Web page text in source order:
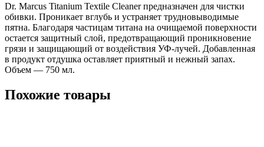
Dr. Marcus Titanium Textile Cleaner предназначен для чистки
обивки. Проникает вглубь и устраняет трудновыводимые
пятна. Благодаря частицам титана на очищаемой поверхности
остается защитный слой, предотвращающий проникновение
грязи и защищающий от воздействия УФ-лучей. Добавленная
в продукт отдушка оставляет приятный и нежный запах.
Объем — 750 мл.
Похожие товары